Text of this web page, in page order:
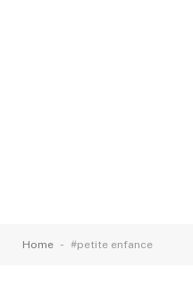
Home - #petite enfance